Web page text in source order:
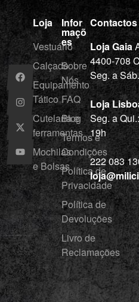
Loja
Vestuário
Calçado
Equipamento
Tático
Cutelaria e
ferramentas
Mochilas
e Bolsas
Infor
maçõ
es
Sobre
Nós
FAQ
Blog
Termos e
Condições
Política de
Privacidade
Política de
Devoluções
Livro de
Reclamações
Contactos
Loja Gaia
4400-708
Seg. a
Loja
Seg. a
19h
222 083